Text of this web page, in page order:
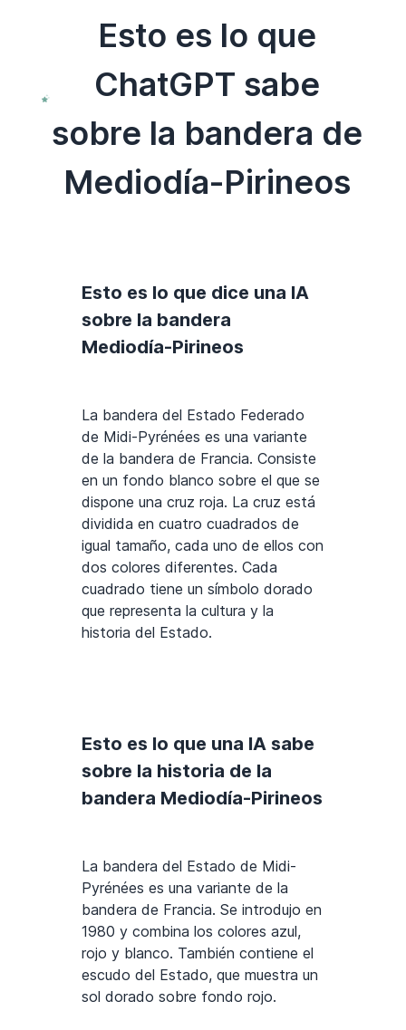
Esto es lo que
ChatGPT sabe
sobre la bandera de
Mediodía-Pirineos
Esto es lo que dice una IA
sobre la bandera
Mediodía-Pirineos
La bandera del Estado Federado
de Midi-Pyrénées es una variante
de la bandera de Francia. Consiste
en un fondo blanco sobre el que se
dispone una cruz roja. La cruz está
dividida en cuatro cuadrados de
igual tamaño, cada uno de ellos con
dos colores diferentes. Cada
cuadrado tiene un símbolo dorado
que representa la cultura y la
historia del Estado.
Esto es lo que una IA sabe
sobre la historia de la
bandera Mediodía-Pirineos
La bandera del Estado de Midi-
Pyrénées es una variante de la
bandera de Francia. Se introdujo en
1980 y combina los colores azul,
rojo y blanco. También contiene el
escudo del Estado, que muestra un
sol dorado sobre fondo rojo.